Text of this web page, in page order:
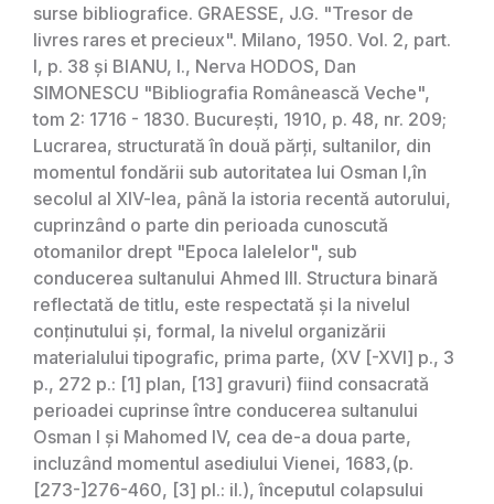
surse bibliografice. GRAESSE, J.G. "Tresor de
livres rares et precieux". Milano, 1950. Vol. 2, part.
I, p. 38 și BIANU, I., Nerva HODOS, Dan
SIMONESCU "Bibliografia Românească Veche",
tom 2: 1716 - 1830. București, 1910, p. 48, nr. 209;
Lucrarea, structurată în două părți, sultanilor, din
momentul fondării sub autoritatea lui Osman I,în
secolul al XIV-lea, până la istoria recentă autorului,
cuprinzând o parte din perioada cunoscută
otomanilor drept "Epoca lalelelor", sub
conducerea sultanului Ahmed III. Structura binară
reflectată de titlu, este respectată și la nivelul
conținutului și, formal, la nivelul organizării
materialului tipografic, prima parte, (XV [-XVI] p., 3
p., 272 p.: [1] plan, [13] gravuri) fiind consacrată
perioadei cuprinse între conducerea sultanului
Osman I și Mahomed IV, cea de-a doua parte,
incluzând momentul asediului Vienei, 1683,(p.
[273-]276-460, [3] pl.: il.), începutul colapsului